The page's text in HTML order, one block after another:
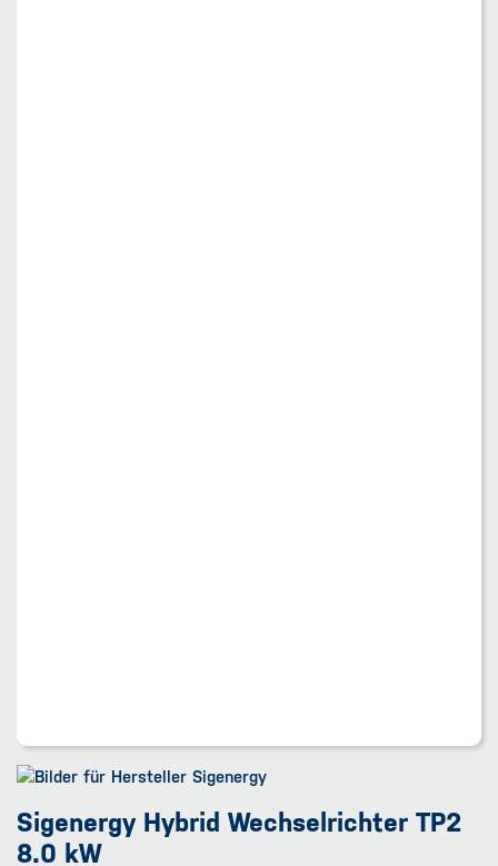
Sigenergy Hybrid Wechselrichter TP2
8.0 kW